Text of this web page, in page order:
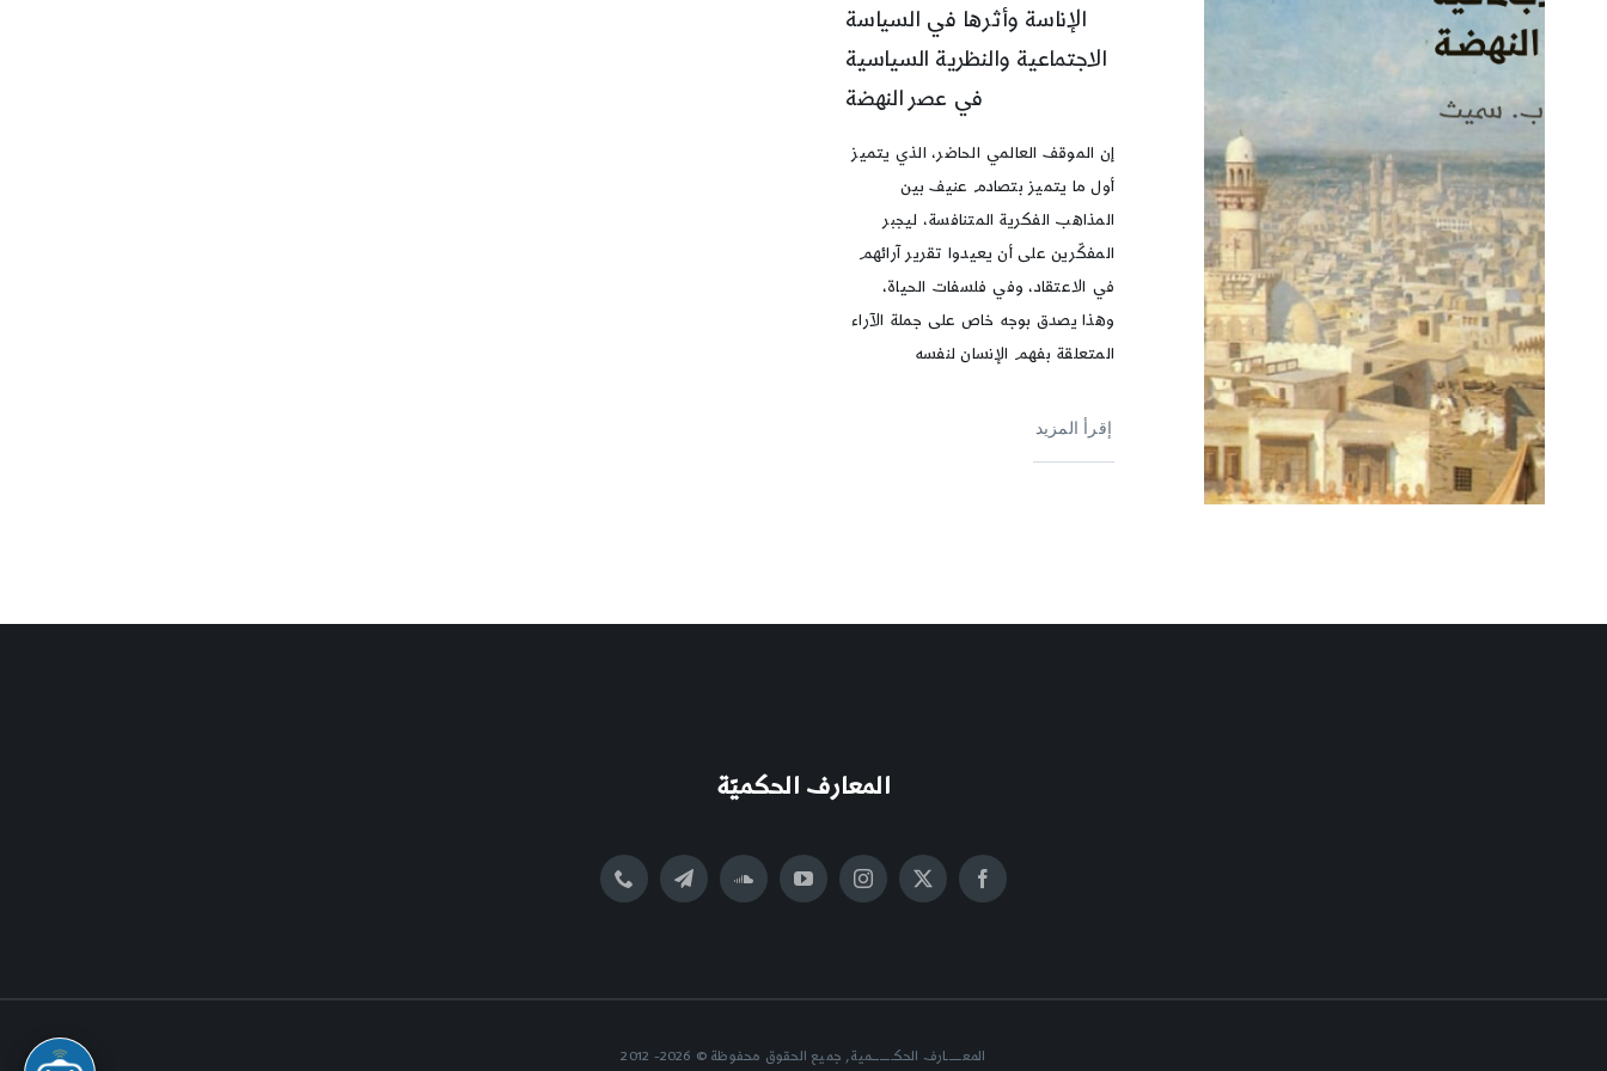
الإناسة وأثرها في السياسة
الاجتماعية والنظرية السياسية
في عصر النهضة
إن الموقف العالمي الحاضر، الذي يتميز
أول ما يتميز بتصادم عنيف بين
المذاهب الفكرية المتنافسة، ليجبر
المفكّرين على أن يعيدوا تقرير آرائهم
في الاعتقاد، وفي فلسفات الحياة،
وهذا يصدق بوجه خاص على جملة الآراء
المتعلقة بفهم الإنسان لنفسه
إقرأ المزيد
المعارف الحكميّة
المعــــــارف الحكــــــــمية, جميع الحقوق محفوظة © 2026- 2012